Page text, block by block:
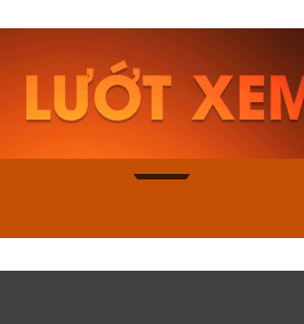
Casio Nam MTS-
115D-1AVDF
2.823.000₫
2.399.550₫
Mua ngay